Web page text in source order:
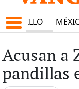
SALTILLO
Acusan a
pandillas